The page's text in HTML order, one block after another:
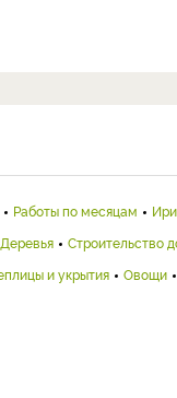
Работы по месяцам
Деревья
Строительство
и укрытия Овощи